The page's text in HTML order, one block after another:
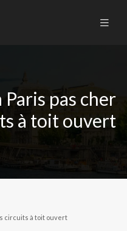
pas cher
à toit ouvert
circuits à toit ouvert